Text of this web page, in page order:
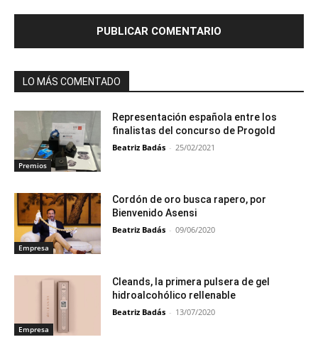
LO MÁS COMENTADO
Premios
Representación española entre los
finalistas del concurso de Progold
Beatriz Badás - 25/02/2021
Empresa
Cordón de oro busca rapero, por
Bienvenido Asensi
Beatriz Badás - 09/06/2020
Empresa
Cleands, la primera pulsera de gel
hidroalcohólico rellenable
Beatriz Badás - 13/07/2020